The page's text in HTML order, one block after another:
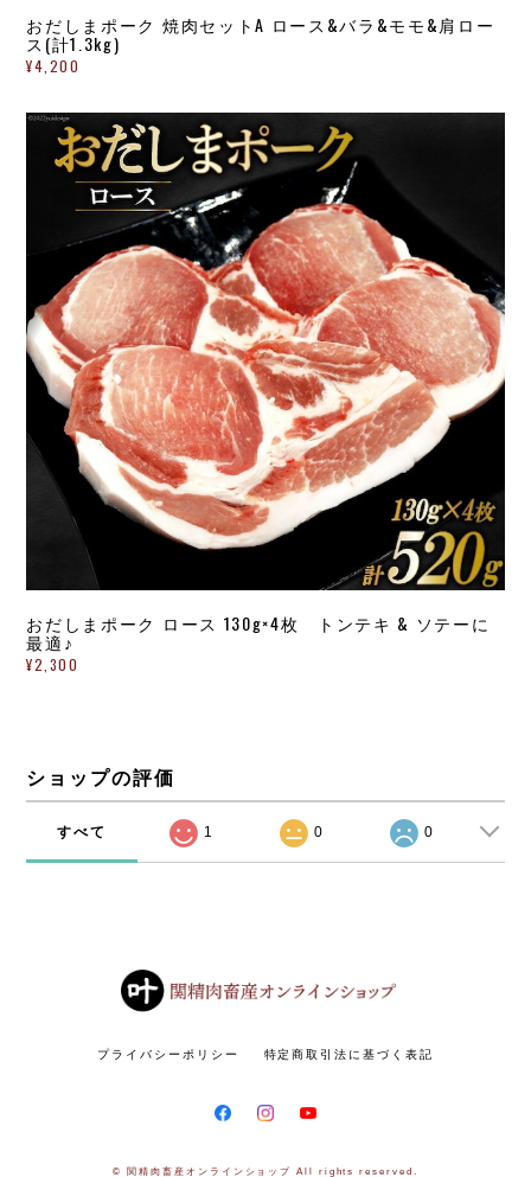
おだしまポーク 焼肉セットA ロース&バラ&モモ&肩ロー
ス(計1.3kg)
¥4,200
おだしまポーク ロース 130g×4枚 トンテキ & ソテーに
最適♪
¥2,300
ショップの評価
すべて 1 0 0
プライバシーポリシー 特定商取引法に基づく表記
© 関精肉畜産オンラインショップ All rights reserved.